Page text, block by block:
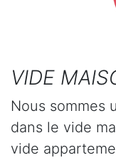
VIDE
Nous sommes
dans le vide
vide